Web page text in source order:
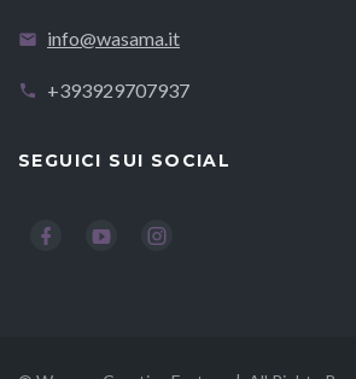
info@wasama.it
+393929707937
SEGUICI SUI SOCIAL